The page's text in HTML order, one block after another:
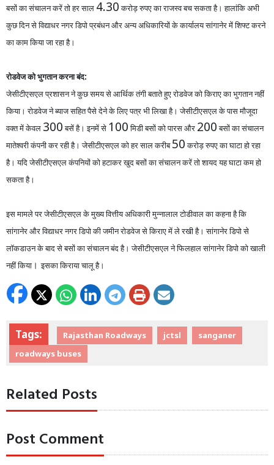
बसों का संचालन करें तो हरसाल 4.30करोड़ रुपए का राजस्व बच सकता है। हालांकिअभी
कुछ दिन से विद्याधर नगर डिपो प्रबंधनऔरअन्य अधिकारियों के कार्यालय सांगानेर में शिफ्ट करने
का कामकिया जा रहा है।
रोडवेज को भुगतान करना बंद:
जेसीटीएसएल प्रशासन ने कुछ समय से आर्थिक तंगी बताते हुए रोडवेज को किराए का भुगतान नहीं
किया। रोडवेज ने ब्याज सहित पैसे देने के लिए पत्र भी लिखा है। जेसीटीएसएल के पास मौजूदा
वक्त में केवल 300बसें है। इनमें से 100मिडी बसों को पारसऔर 200बसों कसंचालन
मातेश्वरी कंपनी कर रही है। जेसीटीएसएल को हर साल करीब50करोड़ रुपए का घाटा हो रहा
है। यदि जेसीटीएसएल कंपनियों को हटाकर खुद बसों का संचालन करें तो शायद यह घाटा कम हो
सकता है।
इस मामले पर जेसीटीएसएल के मुख्य वित्तीय अधिकारी मुन्नालाल टोडीवाल का कहना है कि
सांगानेरऔरविद्याधर नगर डिपो की जमीन रोडवेज से किराए में ले रखी है। सांगानेर डिपो से
लॉकडाउन के बाद से बसों का संचालन बंद है। जेसीटीएसएल ने फिलहाल सांगानेर डिपो को खाली
नहीं किया । इसका किराया चालू है।
Tags: Rajasthan Roadways jctsl
sanganer
roadways buses
Related Posts
Post Comment